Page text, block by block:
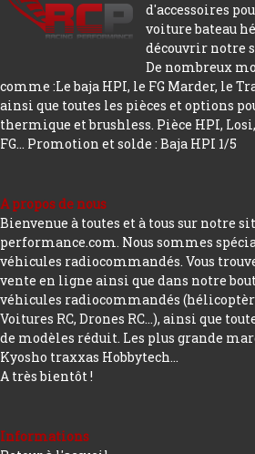
d'accessoires
voiture bateau
découvrir notre
De nombreux
comme :Le baja HPI, le FG Marder, le
ainsi que toutes les pièces et options
thermique et brushless. Pièce HPI,
FG... Promotion et solde : Baja HPI 1/5
A propos de nous
Bienvenue à toutes et à tous sur notre
performance.com. Nous sommes
véhicules radiocommandés. Vous
vente en ligne ainsi que dans notre
véhicules radiocommandés
Voitures RC, Drones RC…), ainsi que
de modèles réduit. Les plus grande
Kyosho traxxas Hobbytech...
A très bientôt !
Informations